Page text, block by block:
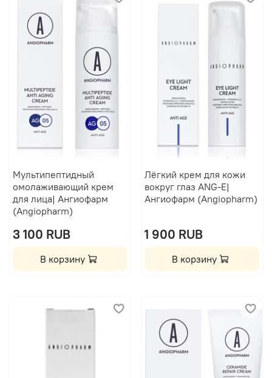
Мультипептидный
омолаживающий крем
для лица| Ангиофарм
(Angiopharm)
3 100 RUB
В корзину
Лёгкий крем для кожи
вокруг глаз ANG-E|
Ангиофарм (Angiopharm)
1 900 RUB
В корзину